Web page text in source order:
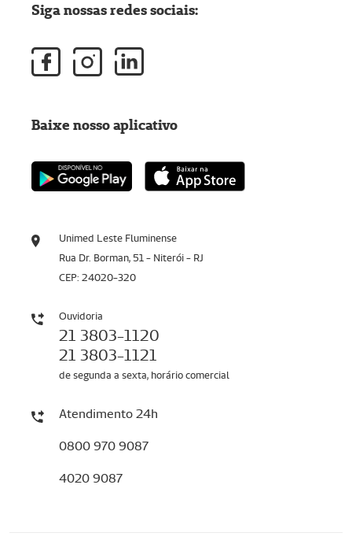
Unimed Leste Fluminense
Rua Dr. Borman, 51 - Niterói - RJ
CEP: 24020-320
Ouvidoria
21 3803-1120
21 3803-1121
de segunda a sexta, horário comercial
Atendimento 24h
0800 970 9087
4020 9087
Siga nossas redes sociais:
Baixe nosso aplicativo